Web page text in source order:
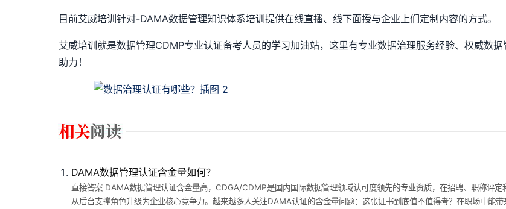
目前艾威培训针对-DAMA数据管理知识体系培训提供在线直播、线下面授与企业上们定制内容的方式。
艾威培训就是数据管理CDMP专业认证备考人员的学习加油站，这里有专业数据治理服务经验、权威数
助力！
DAMA数据管理认证含金量如何？
直接答案 DAMA数据管理认证含金量高，CDGA/CDMP是国内国际数据管理领域认可度领先的专业资质，在招聘、职称评
从后台支撑角色升级为企业核心竞争力。越来越多人关注DAMA认证的含金量问题：这张证书到底值不值得考？在职场中能